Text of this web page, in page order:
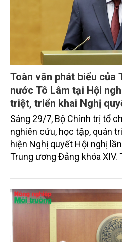
Toàn văn phát biểu của
nước Tô Lâm tại Hội
triệt, triển khai Nghị
ương 3, khóa XIV
Sáng 29/7, Bộ Chính trị tổ
nghiên cứu, học tập, quán
hiện Nghị quyết Hội nghị
Trung ương Đảng khóa XIV.
trọng. Tạp chí Nông
giới thiệu toàn văn bài phát
Bí thư, Chủ tịch nước.